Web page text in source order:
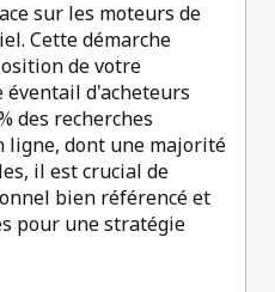
sur les moteurs de
Cette démarche
de votre
d'acheteurs
des recherches
ligne, dont une majorité
il est crucial de
bien référencé et
pour une stratégie